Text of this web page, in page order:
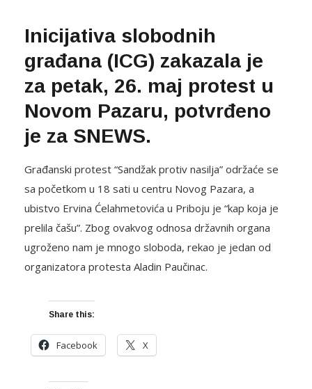
Inicijativa slobodnih
građana (ICG) zakazala je
za petak, 26. maj protest u
Novom Pazaru, potvrđeno
je za SNEWS.
Građanski protest “Sandžak protiv nasilja” održaće se
sa početkom u 18 sati u centru Novog Pazara, a
ubistvo Ervina Ćelahmetovića u Priboju je “kap koja je
prelila čašu”. Zbog ovakvog odnosa državnih organa
ugroženo nam je mnogo sloboda, rekao je jedan od
organizatora protesta Aladin Paučinac.
Share this:
Facebook X